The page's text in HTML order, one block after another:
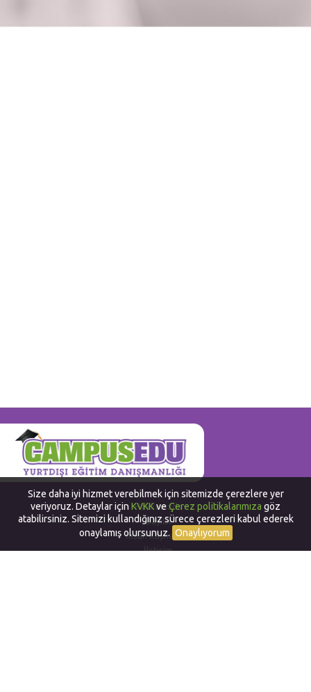
Hakkımızda
Bayilik
İnsan Kaynakları
İletişim
Size daha iyi hizmet verebilmek için sitemizde çerezlere yer
veriyoruz. Detaylar için KVKKveÇerez politikalarımıza göz
atabilirsiniz. Sitemizi kullandığınız sürece çerezleri kabul ederek
onaylamış olursunuz. Onaylıyorum